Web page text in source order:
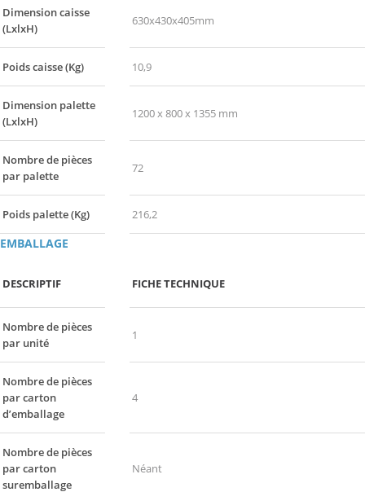
Dimension caisse
(LxlxH)
630x430x405mm
Poids caisse (Kg) 10,9
Dimension palette
(LxlxH)
1200 x 800 x 1355 mm
Nombre de pièces
par palette
72
Poids palette (Kg) 216,2
EMBALLAGE
DESCRIPTIF FICHE TECHNIQUE
Nombre de pièces
par unité
1
Nombre de pièces
par carton
d’emballage
4
Nombre de pièces
par carton
suremballage
Néant